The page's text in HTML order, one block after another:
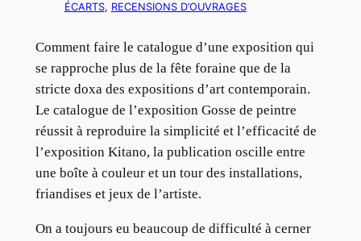
ÉCARTS, RECENSIONS D’OUVRAGES
Comment faire le catalogue d’une exposition qui
se rapproche plus de la fête foraine que de la
stricte doxa des expositions d’art contemporain.
Le catalogue de l’exposition Gosse de peintre
réussit à reproduire la simplicité et l’efficacité de
l’exposition Kitano, la publication oscille entre
une boîte à couleur et un tour des installations,
friandises et jeux de l’artiste.
On a toujours eu beaucoup de difficulté à cerner